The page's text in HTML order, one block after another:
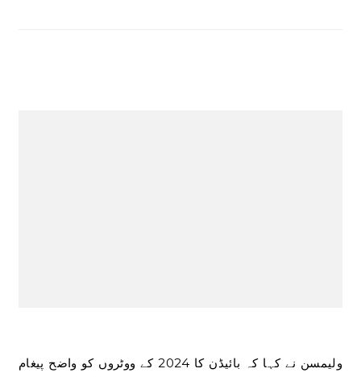
ولیمسن نے کہا کہ بائیڈن کا 2024 کے ووٹروں کو واضح پیغام